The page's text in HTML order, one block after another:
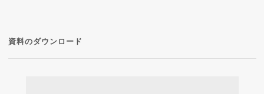
資料のダウンロード